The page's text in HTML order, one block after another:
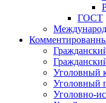
ГОСТ
Уголовный
Уголовный
Уголовно-